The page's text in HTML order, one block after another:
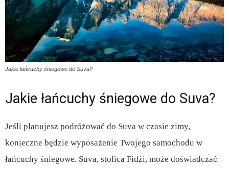
Jakie łańcuchy śniegowe do Suva?
Jakie łańcuchy śniegowe do Suva?
Jeśli planujesz podróżować do Suva w czasie zimy,
konieczne będzie wyposażenie Twojego samochodu w
łańcuchy śniegowe. Suva, stolica Fidżi, może doświadczać